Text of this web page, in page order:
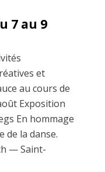
7 au 9
et
au cours de
Exposition
En hommage
de la danse.
— Saint-